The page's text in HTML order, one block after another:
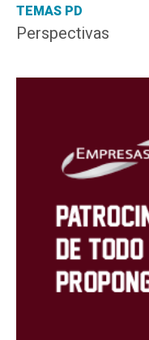
TEMAS PD
Perspectivas